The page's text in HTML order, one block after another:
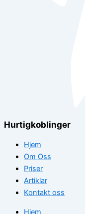
Hurtigkoblinger
Hjem
Om Oss
Priser
Artiklar
Kontakt oss
Hjem